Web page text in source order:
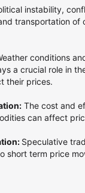
instability,
transportation of
conditions
a crucial role in
their prices.
The cost and
can affect
Speculative
short term price